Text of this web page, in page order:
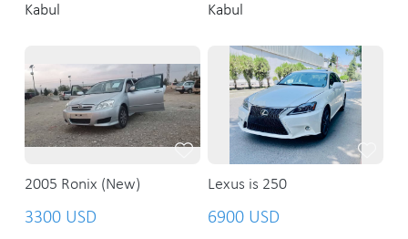
Kabul Kabul
2005 Ronix (New)
3300 USD
Lexus is 250
6900 USD